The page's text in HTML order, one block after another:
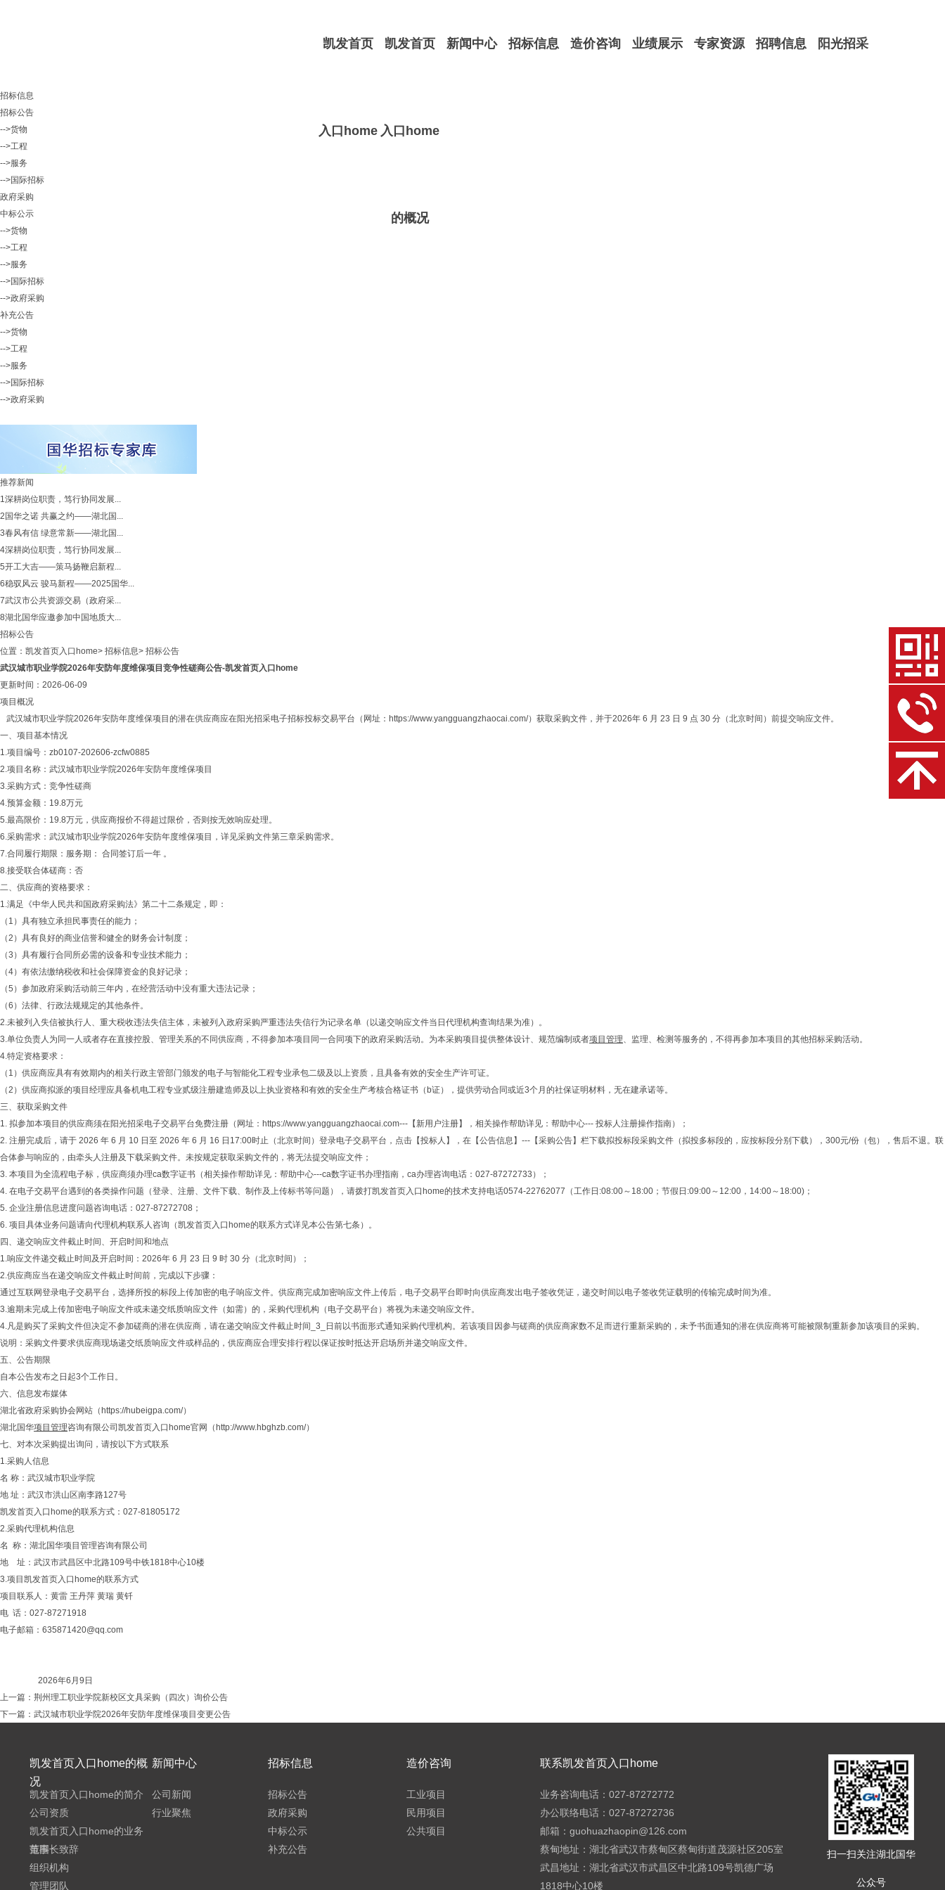
凯发首页
入口home
凯发首页
入口home
的概况
新闻中心 招标信息 造价咨询 业绩展示 专家资源 招聘信息 阳光招采
招标信息
招标公告
-->货物
-->工程
-->服务
-->国际招标
政府采购
中标公示
-->货物
-->工程
-->服务
-->国际招标
-->政府采购
补充公告
-->货物
-->工程
-->服务
-->国际招标
-->政府采购
推荐新闻
1深耕岗位职责，笃行协同发展...
2 国华之诺 共赢之约——湖北国...
3春风有信 绿意常新——湖北国...
4深耕岗位职责，笃行协同发展...
5开工大吉——策马扬鞭启新程...
6稳驭风云 骏马新程——2025国华...
7武汉市公共资源交易（政府采...
8湖北国华应邀参加中国地质大...
招标公告
位置： 凯发首页入口home> 招标信息> 招标公告
武汉城市职业学院2026年安防年度维保项目竞争性磋商公告-凯发首页入口home
更新时间：2026-06-09
项目概况
武汉城市职业学院2026年安防年度维保项目的潜在供应商应在阳光招采电子招标投标交易平台（网址：https://www.yangguangzhaocai.com/）获取采购文件，并于2026年 6 月 23 日 9 点 30 分（北京时间）前提交响应文件。
一、项目基本情况
1.项目编号：zb0107-202606-zcfw0885
2.项目名称：武汉城市职业学院2026年安防年度维保项目
3.采购方式：竞争性磋商
4.预算金额：19.8万元
5.最高限价：19.8万元，供应商报价不得超过限价，否则按无效响应处理。
6.采购需求：武汉城市职业学院2026年安防年度维保项目，详见采购文件第三章采购需求。
7.合同履行期限：服务期： 合同签订后一年 。
8.接受联合体磋商：否
二、供应商的资格要求：
1.满足《中华人民共和国政府采购法》第二十二条规定，即：
（1）具有独立承担民事责任的能力；
（2）具有良好的商业信誉和健全的财务会计制度；
（3）具有履行合同所必需的设备和专业技术能力；
（4）有依法缴纳税收和社会保障资金的良好记录；
（5）参加政府采购活动前三年内，在经营活动中没有重大违法记录；
（6）法律、行政法规规定的其他条件。
2.未被列入失信被执行人、重大税收违法失信主体，未被列入政府采购严重违法失信行为记录名单（以递交响应文件当日代理机构查询结果为准）。
3.单位负责人为同一人或者存在直接控股、管理关系的不同供应商，不得参加本项目同一合同项下的政府采购活动。为本采购项目提供整体设计、规范编制或者项目管理、监理、检测等服务的，不得再参加本项目的其他招标采购活动。
4.特定资格要求：
（1）供应商应具有有效期内的相关行政主管部门颁发的电子与智能化工程专业承包二级及以上资质，且具备有效的安全生产许可证。
（2）供应商拟派的项目经理应具备机电工程专业贰级注册建造师及以上执业资格和有效的安全生产考核合格证书（b证），提供劳动合同或近3个月的社保证明材料，无在建承诺等。
三、获取采购文件
1. 拟参加本项目的供应商须在阳光招采电子交易平台免费注册（网址：https://www.yangguangzhaocai.com---【新用户注册】，相关操作帮助详见：帮助中心--- 投标人注册操作指南）；
2. 注册完成后，请于 2026 年 6 月 10 日至 2026 年 6 月 16 日17:00时止（北京时间）登录电子交易平台，点击【投标人】，在【公告信息】---【采购公告】栏下载拟投标段采购文件（拟投多标段的，应按标段分别下载），300元/份（包），售后不退。联
合体参与响应的，由牵头人注册及下载采购文件。未按规定获取采购文件的，将无法提交响应文件；
3. 本项目为全流程电子标，供应商须办理ca数字证书（相关操作帮助详见：帮助中心---ca数字证书办理指南，ca办理咨询电话：027-87272733）；
4. 在电子交易平台遇到的各类操作问题（登录、注册、文件下载、制作及上传标书等问题），请拨打凯发首页入口home的技术支持电话0574-22762077（工作日:08:00～18:00；节假日:09:00～12:00，14:00～18:00)；
5. 企业注册信息进度问题咨询电话：027-87272708；
6. 项目具体业务问题请向代理机构联系人咨询（凯发首页入口home的联系方式详见本公告第七条）。
四、递交响应文件截止时间、开启时间和地点
1.响应文件递交截止时间及开启时间：2026年 6 月 23 日 9 时 30 分（北京时间）；
2.供应商应当在递交响应文件截止时间前，完成以下步骤：
通过互联网登录电子交易平台，选择所投的标段上传加密的电子响应文件。供应商完成加密响应文件上传后，电子交易平台即时向供应商发出电子签收凭证，递交时间以电子签收凭证载明的传输完成时间为准。
3.逾期未完成上传加密电子响应文件或未递交纸质响应文件（如需）的，采购代理机构（电子交易平台）将视为未递交响应文件。
4.凡是购买了采购文件但决定不参加磋商的潜在供应商，请在递交响应文件截止时间_3_日前以书面形式通知采购代理机构。若该项目因参与磋商的供应商家数不足而进行重新采购的，未予书面通知的潜在供应商将可能被限制重新参加该项目的采购。
说明：采购文件要求供应商现场递交纸质响应文件或样品的，供应商应合理安排行程以保证按时抵达开启场所并递交响应文件。
五、公告期限
自本公告发布之日起3个工作日。
六、信息发布媒体
湖北省政府采购协会网站（https://hubeigpa.com/）
湖北国华项目管理咨询有限公司凯发首页入口home官网（http://www.hbghzb.com/）
七、对本次采购提出询问，请按以下方式联系
1.采购人信息
名 称：武汉城市职业学院
地 址：武汉市洪山区南李路127号
凯发首页入口home的联系方式：027-81805172
2.采购代理机构信息
名 称：湖北国华项目管理咨询有限公司
地 址：武汉市武昌区中北路109号中铁1818中心10楼
3.项目凯发首页入口home的联系方式
项目联系人：黄雷 王丹萍 黄瑞 黄钎
电 话：027-87271918
电子邮箱： 635871420@qq.com
2026年6月9日
上一篇： 荆州理工职业学院新校区文具采购（四次）询价公告
下一篇： 武汉城市职业学院2026年安防年度维保项目变更公告
凯发首页入口home的概
况
凯发首页入口home的简介
公司资质
凯发首页入口home的业务
范围
董事长致辞
组织机构
管理团队
新闻中心
公司新闻
行业聚焦
招标信息
招标公告
政府采购
中标公示
补充公告
造价咨询
工业项目
民用项目
公共项目
联系凯发首页入口home
业务咨询电话：027-87272772
办公联络电话：027-87272736
邮箱： guohuazhaopin@126.com
蔡甸地址：湖北省武汉市蔡甸区蔡甸街道茂源社区205室
武昌地址：湖北省武汉市武昌区中北路109号凯德广场
1818中心10楼
扫一扫关注湖北国华
公众号